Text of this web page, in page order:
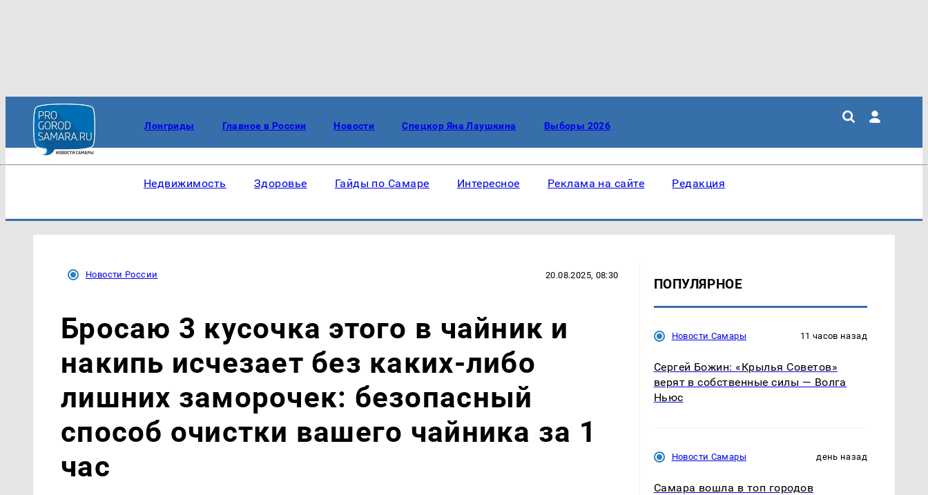
Лонгриды Главное в России Новости Спецкор Яна Лаушкина Выборы 2026
Недвижимость Здоровье Гайды по Самаре Интересное Реклама на сайте Редакция
Новости России 20.08.2025, 08:30
Бросаю 3 кусочка этого в чайник и
накипь исчезает без каких-либо
лишних заморочек: безопасный
способ очистки вашего чайника за 1
час
ПОПУЛЯРНОЕ
Новости Самары 11 часов назад
Сергей Божин: «Крылья Советов»
верят в собственные силы — Волга
Ньюс
Новости Самары день назад
Самара вошла в топ городов